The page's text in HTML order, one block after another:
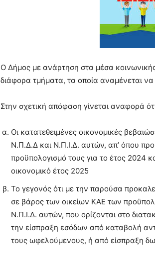
Ο Δήμος με ανάρτηση στα μέσα
διάφορα τμήματα, τα οποία αναμένεται
Στην σχετική απόφαση γίνεται αναφορά
Οι κατατεθειμένες οικονομικές
Ν.Π.Δ.Δ και Ν.Π.Ι.Δ. αυτών, απ’ όπου
προϋπολογισμό τους για το έτος 2024
οικονομικό έτος 2025
Το γεγονός ότι με την παρούσα
σε βάρος των οικείων ΚΑΕ των
Ν.Π.Ι.Δ. αυτών, που ορίζονται στο
την είσπραξη εσόδων από καταβολή
τους ωφελούμενους, ή από είσπραξη